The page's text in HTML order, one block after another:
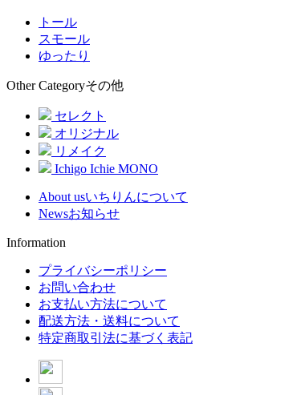
トール
スモール
ゆったり
Other Categoryその他
セレクト
オリジナル
リメイク
Ichigo Ichie MONO
About usいちりんについて
Newsお知らせ
Information
プライバシーポリシー
お問い合わせ
お支払い方法について
配送方法・送料について
特定商取引法に基づく表記